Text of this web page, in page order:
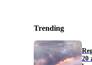
Trending
20